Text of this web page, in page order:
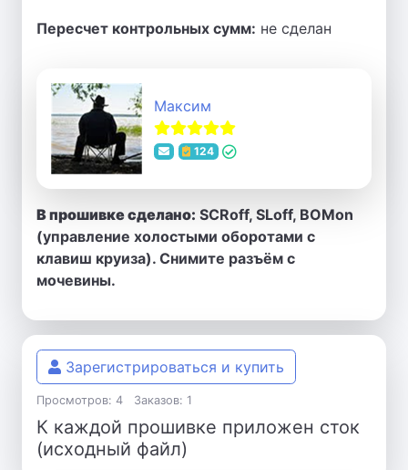
Пересчет контрольных сумм: не сделан
Максим
124
В прошивке сделано: SCRoff, SLoff, BOMon
(управление холостыми оборотами с
клавиш круиза). Снимите разъём с
мочевины.
Зарегистрироваться и купить
Просмотров: 4 Заказов: 1
К каждой прошивке приложен сток
(исходный файл)